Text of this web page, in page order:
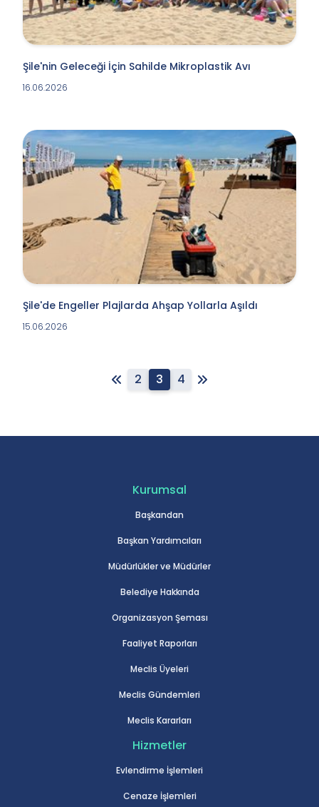
Şile'nin Geleceği İçin Sahilde Mikroplastik Avı
16.06.2026
Şile'de Engeller Plajlarda Ahşap Yollarla Aşıldı
15.06.2026
2 3 4
Kurumsal
Başkandan
Başkan Yardımcıları
Müdürlükler ve Müdürler
Belediye Hakkında
Organizasyon Şeması
Faaliyet Raporları
Meclis Üyeleri
Meclis Gündemleri
Meclis Kararları
Hizmetler
Evlendirme İşlemleri
Cenaze İşlemleri